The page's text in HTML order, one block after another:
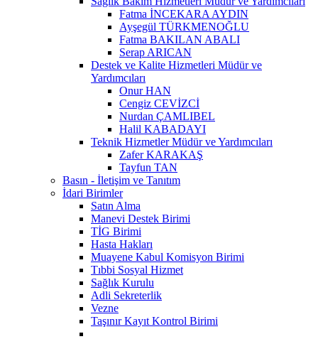
Fatma İNCEKARA AYDIN
Ayşegül TÜRKMENOĞLU
Fatma BAKILAN ABALI
Serap ARICAN
Destek ve Kalite Hizmetleri Müdür ve
Yardımcıları
Onur HAN
Cengiz CEVİZCİ
Nurdan ÇAMLIBEL
Halil KABADAYI
Teknik Hizmetler Müdür ve Yardımcıları
Zafer KARAKAŞ
Tayfun TAN
Basın - İletişim ve Tanıtım
İdari Birimler
Satın Alma
Manevi Destek Birimi
TİG Birimi
Hasta Hakları
Muayene Kabul Komisyon Birimi
Tıbbi Sosyal Hizmet
Sağlık Kurulu
Adli Sekreterlik
Vezne
Taşınır Kayıt Kontrol Birimi